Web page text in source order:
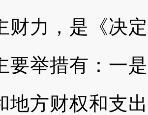
财力，是《决
要举措有：一
地方财权和支